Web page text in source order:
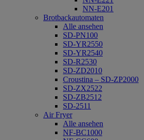
NN-E201
Brotbackautomaten
Alle ansehen
SD-PN100
SD-YR2550
SD-YR2540
SD-R2530
SD-ZD2010
Croustina – SD-ZP2000
SD-ZX2522
SD-ZB2512
SD-2511
Air Fryer
Alle ansehen
NF-BC1000